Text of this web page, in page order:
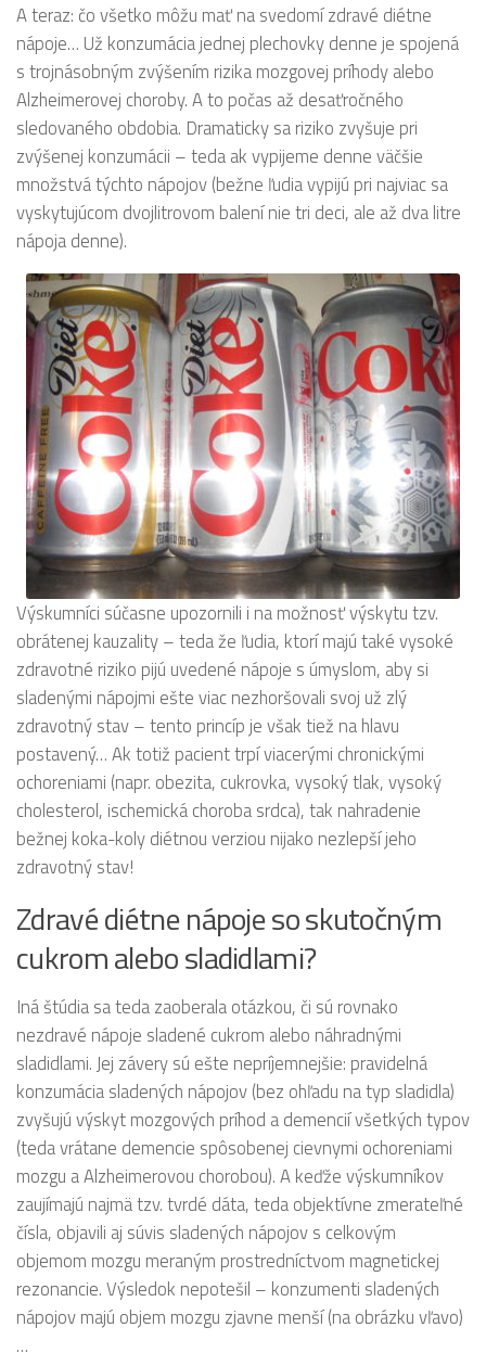
A teraz: čo všetko môžu mať na svedomí zdravé diétne
nápoje… Už konzumácia jednej plechovky denne je spojená
s trojnásobným zvýšením rizika mozgovej príhody alebo
Alzheimerovej choroby. A to počas až desaťročného
sledovaného obdobia. Dramaticky sa riziko zvyšuje pri
zvýšenej konzumácii – teda ak vypijeme denne väčšie
množstvá týchto nápojov (bežne ľudia vypijú pri najviac sa
vyskytujúcom dvojlitrovom balení nie tri deci, ale až dva litre
nápoja denne).
Výskumníci súčasne upozornili i na možnosť výskytu tzv.
obrátenej kauzality – teda že ľudia, ktorí majú také vysoké
zdravotné riziko pijú uvedené nápoje s úmyslom, aby si
sladenými nápojmi ešte viac nezhoršovali svoj už zlý
zdravotný stav – tento princíp je však tiež na hlavu
postavený… Ak totiž pacient trpí viacerými chronickými
ochoreniami (napr. obezita, cukrovka, vysoký tlak, vysoký
cholesterol, ischemická choroba srdca), tak nahradenie
bežnej koka-koly diétnou verziou nijako nezlepší jeho
zdravotný stav!
Zdravé diétne nápoje so skutočným
cukrom alebo sladidlami?
Iná štúdia sa teda zaoberala otázkou, či sú rovnako
nezdravé nápoje sladené cukrom alebo náhradnými
sladidlami. Jej závery sú ešte nepríjemnejšie: pravidelná
konzumácia sladených nápojov (bez ohľadu na typ sladidla)
zvyšujú výskyt mozgových príhod a demencií všetkých typov
(teda vrátane demencie spôsobenej cievnymi ochoreniami
mozgu a Alzheimerovou chorobou). A keďže výskumníkov
zaujímajú najmä tzv. tvrdé dáta, teda objektívne zmerateľné
čísla, objavili aj súvis sladených nápojov s celkovým
objemom mozgu meraným prostredníctvom magnetickej
rezonancie. Výsledok nepotešil – konzumenti sladených
nápojov majú objem mozgu zjavne menší (na obrázku vľavo)
…